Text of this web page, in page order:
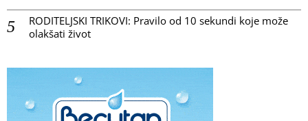
RODITELJSKI TRIKOVI: Pravilo od 10 sekundi koje može
olakšati život